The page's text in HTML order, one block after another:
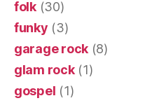
folk(30)
funky (3)
garage rock (8)
glam rock(1)
gospel (1)